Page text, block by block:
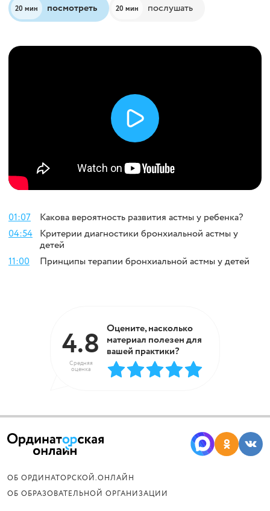
20 мин посмотреть 20 мин послушать
01:07
Какова вероятность развития астмы у ребенка?
04:54 Критерии диагностики бронхиальной астмы у
детей
11:00
Принципы терапии бронхиальной астмы у детей
4.8
Средняя
оценка
Оцените, насколько
материал полезен для
вашей практики?
ОБ ОРДИНАТОРСКОЙ.ОНЛАЙН
ОБ ОБРАЗОВАТЕЛЬНОЙ ОРГАНИЗАЦИИ